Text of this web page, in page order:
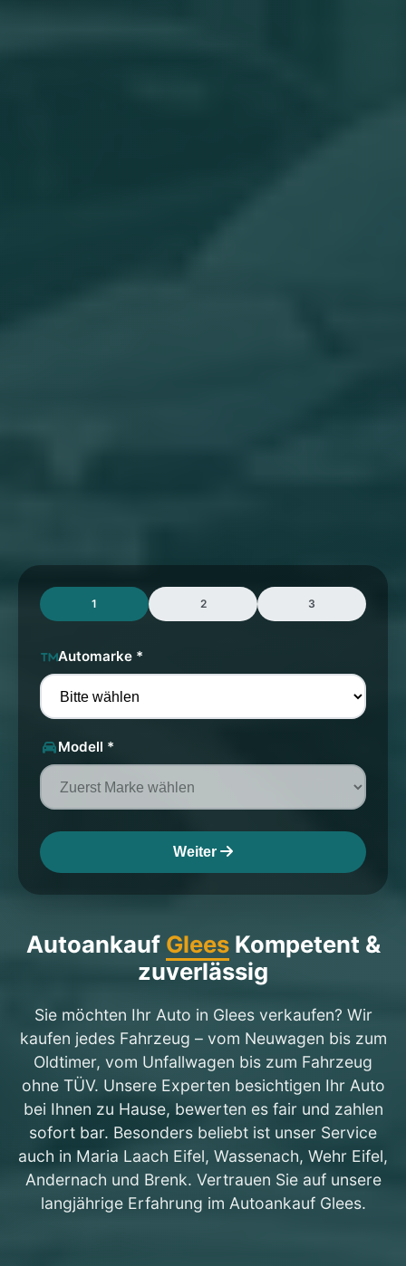
1 2 3
Automarke *
Modell *
Weiter
Autoankauf GleesKompetent &
zuverlässig
Sie möchten Ihr Auto in Glees verkaufen? Wir
kaufen jedes Fahrzeug – vom Neuwagen bis zum
Oldtimer, vom Unfallwagen bis zum Fahrzeug
ohne TÜV. Unsere Experten besichtigen Ihr Auto
bei Ihnen zu Hause, bewerten es fair und zahlen
sofort bar. Besonders beliebt ist unser Service
auch in Maria Laach Eifel, Wassenach, Wehr Eifel,
Andernach und Brenk. Vertrauen Sie auf unsere
langjährige Erfahrung im Autoankauf Glees.